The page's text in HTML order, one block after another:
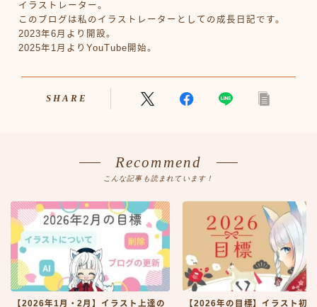
イラストレーター。
このブログは私のイラストレーターとしての成長日記です。
2023年6月より開設。
2025年1月よりYouTube開始。
SHARE
Recommend
こんな記事も読まれています！
【2026年1月・2月】イラスト上達の 【2026年の目標】イラスト初